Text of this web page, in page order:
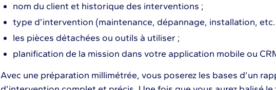
nom du client et historique des interventions ;
type d’intervention (maintenance, dépannage, installation,
les pièces détachées ou outils à utiliser ;
planification de la mission dans votre application mobile ou
Avec une préparation millimétrée, vous poserez les bases d’un